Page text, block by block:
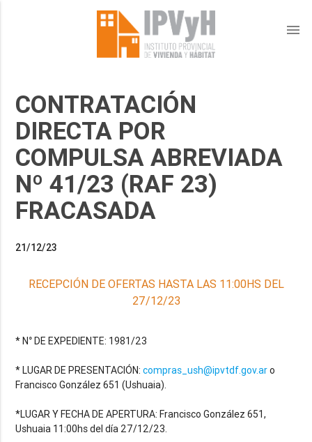
menu
CONTRATACIÓN
DIRECTA POR
COMPULSA ABREVIADA
Nº 41/23 (RAF 23)
FRACASADA
21/12/23
RECEPCIÓN DE OFERTAS HASTA LAS 11:00HS DEL
27/12/23
* N° DE EXPEDIENTE: 1981/23
* LUGAR DE PRESENTACIÓN:compras_ush@ipvtdf.gov.aro
Francisco González 651 (Ushuaia).
*LUGAR Y FECHA DE APERTURA: Francisco González 651,
Ushuaia 11:00hs del día 27/12/23.